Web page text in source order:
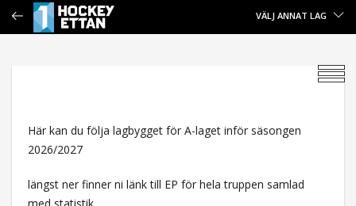
VÄLJ ANNAT LAG
Här kan du följa lagbygget för A-laget inför säsongen
2026/2027
längst ner finner ni länk till EP för hela truppen samlad